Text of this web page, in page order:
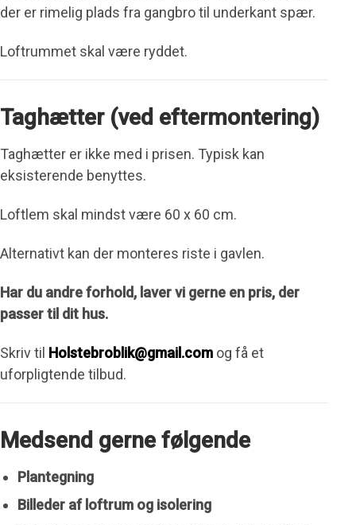
der er rimelig plads fra gangbro til underkant spær.
Loftrummet skal være ryddet.
Taghætter (ved eftermontering)
Taghætter er ikke med i prisen. Typisk kan
eksisterende benyttes.
Loftlem skal mindst være 60 x 60 cm.
Alternativt kan der monteres riste i gavlen.
Har du andre forhold, laver vi gerne en pris, der
passer til dit hus.
Skriv til Holstebroblik@gmail.com og få et
uforpligtende tilbud.
Medsend gerne følgende
Plantegning
Billeder af loftrum og isolering